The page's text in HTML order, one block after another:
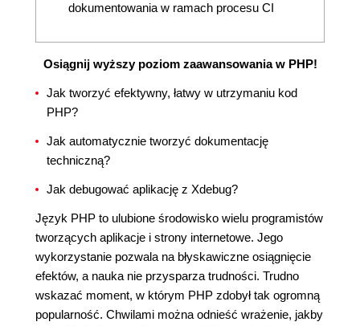
dokumentowania w ramach procesu CI
Osiągnij wyższy poziom zaawansowania w PHP!
Jak tworzyć efektywny, łatwy w utrzymaniu kod
PHP?
Jak automatycznie tworzyć dokumentację
techniczną?
Jak debugować aplikację z Xdebug?
Język PHP to ulubione środowisko wielu programistów
tworzących aplikacje i strony internetowe. Jego
wykorzystanie pozwala na błyskawiczne osiągnięcie
efektów, a nauka nie przysparza trudności. Trudno
wskazać moment, w którym PHP zdobył tak ogromną
popularność. Chwilami można odnieść wrażenie, jakby